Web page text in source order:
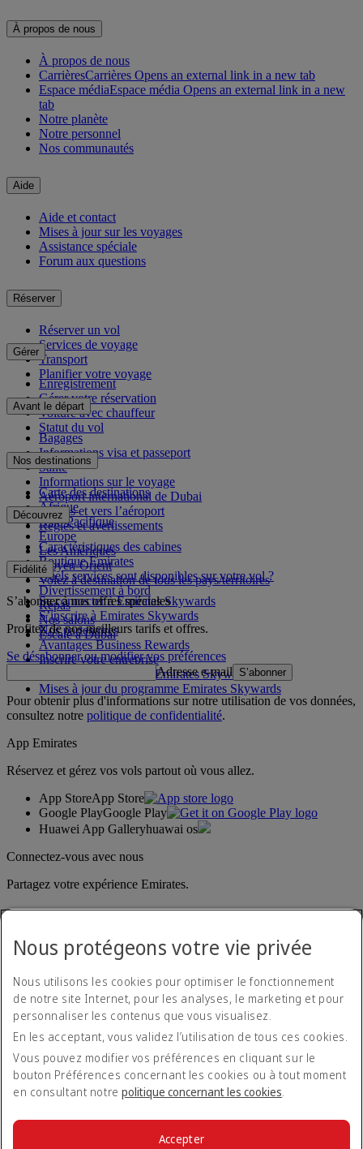
À propos de nous
À propos de nous
CarrièresCarrières Opens an external link in a new tab
Espace médiaEspace média Opens an external link in a new
tab
Notre planète
Notre personnel
Nos communautés
Aide
Aide et contact
Mises à jour sur les voyages
Assistance spéciale
Forum aux questions
Réserver
Réserver un vol
Services de voyage
Transport
Planifier votre voyage
Gérer
Enregistrement
Gérer votre réservation
Voiture avec chauffeur
Statut du vol
Avant le départ
Bagages
Informations visa et passeport
Santé
Informations sur le voyage
Aéroport international de Dubai
Depuis et vers l’aéroport
Règles et avertissements
Nos destinations
Carte des destinations
Afrique
Asie-Pacifique
Europe
Les Amériques
Moyen-Orient
Volez à destination de tous les pays/territoires
Découvrez
Caractéristiques des cabines
Boutique Emirates
Quels services sont disponibles sur votre vol ?
Divertissement à bord
Repas
Nos salons
Escale à Dubai
Fidélité
Se connecter à Emirates Skywards
S’inscrire à Emirates Skywards
Nos partenaires
Avantages Business Rewards
Inscrire votre entreprise
Règles du programme Emirates Skywards
Mises à jour du programme Emirates Skywards
S’abonner à nos offres spéciales
Profitez de nos meilleurs tarifs et offres.
Se désabonner ou modifier vos préférences
Adresse e-mail S’abonner
Pour obtenir plus d'informations sur notre utilisation de vos données,
consultez notre politique de confidentialité.
App Emirates
Réservez et gérez vos vols partout où vous allez.
App StoreApp Store
Google PlayGoogle Play
Huawei App Galleryhuawai os
Connectez-vous avec nous
Partagez votre expérience Emirates.
Déclaration d'accessibilité
Nous contacter
Politique de confidentialité
Conditions générales
Politique en matière de cookies
Cyber-sécurité
Nous protégeons votre vie privée
Nous utilisons les cookies pour optimiser le fonctionnement
de notre site Internet, pour les analyses, le marketing et pour
personnaliser les contenus que vous visualisez.
En les acceptant, vous validez l’utilisation de tous ces cookies.
Vous pouvez modifier vos préférences en cliquant sur le
bouton Préférences concernant les cookies ou à tout moment
en consultant notrepolitique concernant les cookies.
Accepter